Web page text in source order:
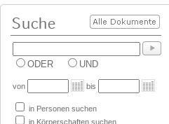
ODER UND
von bis
in Personen suchen
in Körperschaften suchen